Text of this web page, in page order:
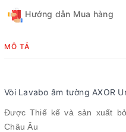
Hướng dẫn Mua hàng
MÔ TẢ
Vòi Lavabo âm tường AXOR
Được Thiế kế và sản xuất
Châu Âu